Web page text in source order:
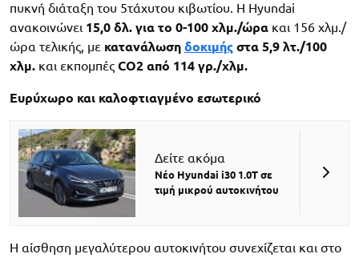
πυκνή διάταξη του 5τάχυτου κιβωτίου. Η Hyundai
ανακοινώνει 15,0 δλ. για το 0-100 χλμ./ώρα και 156 χλμ./
ώρα τελικής, με κατανάλωση δοκιμής στα 5,9 λτ./100
χλμ. και εκπομπές CO2 από 114 γρ./χλμ.
Ευρύχωρο και καλοφτιαγμένο εσωτερικό
Δείτε ακόμα
Νέο Hyundai i30 1.0T σε
τιμή μικρού αυτοκινήτου
Η αίσθηση μεγαλύτερου αυτοκινήτου συνεχίζεται και στο